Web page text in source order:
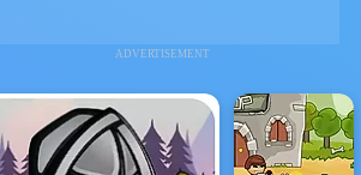
ADVERTISEMENT